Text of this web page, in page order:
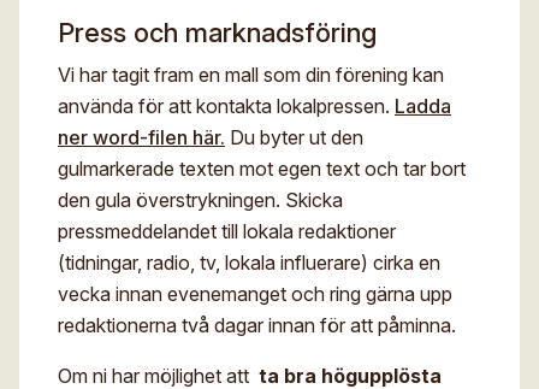
Press och marknadsföring
Vi har tagit fram en mall som din förening kan
använda för att kontakta lokalpressen. Ladda
ner word-filen här. Du byter ut den
gulmarkerade texten mot egen text och tar bort
den gula överstrykningen. Skicka
pressmeddelandet till lokala redaktioner
(tidningar, radio, tv, lokala influerare) cirka en
vecka innan evenemanget och ring gärna upp
redaktionerna två dagar innan för att påminna.
Om ni har möjlighet att ta bra högupplösta